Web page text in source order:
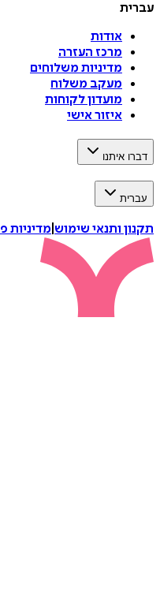
אודות
מרכז העזרה
מדיניות משלוחים
מעקב משלוח
מועדון לקוחות
איזור אישי
איתנו
ותנאי שימוש|מדיניות פרטיות